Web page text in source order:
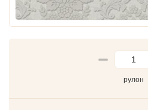
рулон